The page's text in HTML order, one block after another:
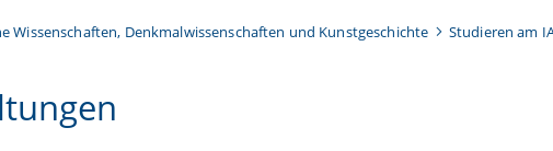
Wissenschaften, Denkmalwissenschaften und Kunstgeschichte
Studieren am